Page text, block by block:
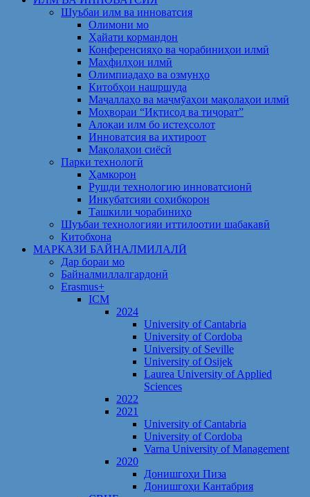
Шуъбаи илм ва инноватсия
Олимони мо
Ҳайати кормандон
Конференсияҳо ва чорабиниҳои илмӣ
Маҳфилҳои илмӣ
Олимпиадаҳо ва озмунҳо
Китобҳои нашршуда
Маҷаллаҳо ва маҷмӯаҳои мақолаҳои илмӣ
Моҳвораи “Иқтисод ва тиҷорат”
Алоқаи илм бо истеҳсолот
Инноватсия ва ихтироот
Мақолаҳои сиёсӣ
Парки технологӣ
Ҳамкорон
Рушди технологию инноватсионӣ
Инкубатсияи соҳибкорон
Ташкили чорабиниҳо
Шуъбаи технологияи иттилоотии шабакавӣ
Китобхона
МАРКАЗИ БАЙНАЛМИЛАЛӢ
Дар бораи мо
Байналмиллалгардонӣ
Erasmus+
ICM
2024
University of Cantabria
University of Cordoba
University of Seville
University of Osijek
Laurea University of Applied
Sciences
2022
2021
University of Cantabria
University of Cordoba
Varna University of Management
2020
Донишгоҳи Пиза
Донишгоҳи Кантабрия